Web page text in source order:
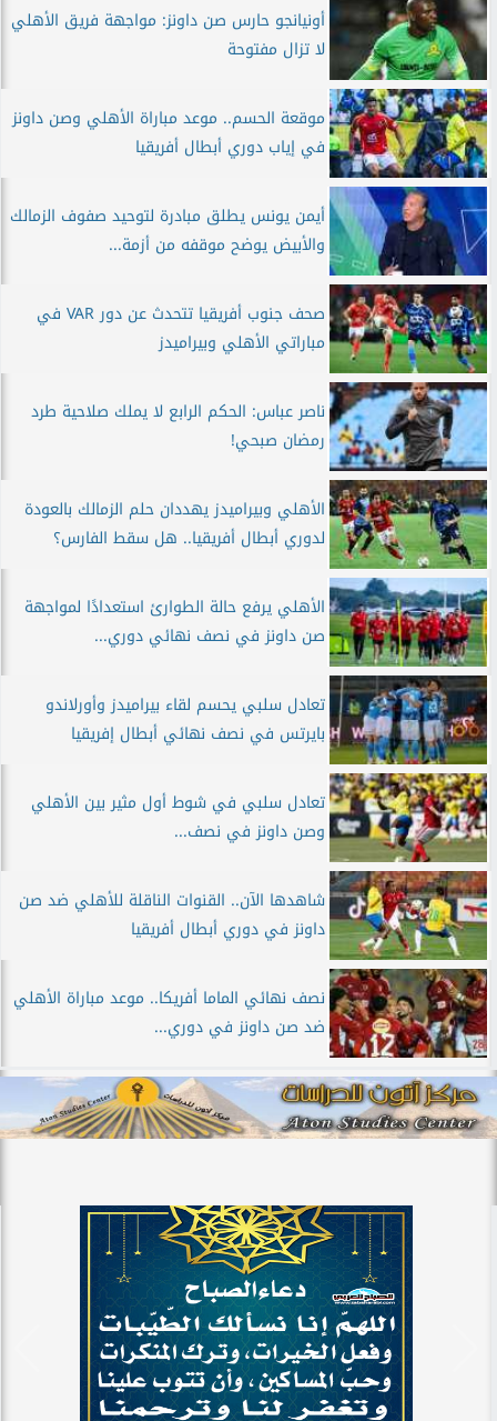
أونيانجو حارس صن داونز: مواجهة فريق الأهلي
لا تزال مفتوحة
موقعة الحسم.. موعد مباراة الأهلي وصن داونز
في إياب دوري أبطال أفريقيا
أيمن يونس يطلق مبادرة لتوحيد صفوف الزمالك
والأبيض يوضح موقفه من أزمة...
صحف جنوب أفريقيا تتحدث عن دور VAR في
مباراتي الأهلي وبيراميدز
ناصر عباس: الحكم الرابع لا يملك صلاحية طرد
رمضان صبحي!
الأهلي وبيراميدز يهددان حلم الزمالك بالعودة
لدوري أبطال أفريقيا.. هل سقط الفارس؟
الأهلي يرفع حالة الطوارئ استعدادًا لمواجهة
صن داونز في نصف نهائي دوري...
تعادل سلبي يحسم لقاء بيراميدز وأورلاندو
بايرتس في نصف نهائي أبطال إفريقيا
تعادل سلبي في شوط أول مثير بين الأهلي
وصن داونز في نصف...
شاهدها الآن.. القنوات الناقلة للأهلي ضد صن
داونز في دوري أبطال أفريقيا
نصف نهائي الماما أفريكا.. موعد مباراة الأهلي
ضد صن داونز في دوري...